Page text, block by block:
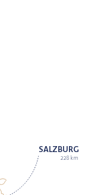
SALZBURG
228 km